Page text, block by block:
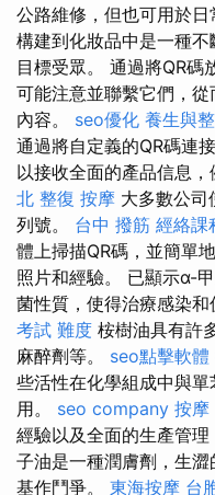
公路維修，但也可用於
構建到化妝品中是一種
目標受眾。 通過將QR碼
可能注意並聯繫它們，
內容。 seo優化 養生與
通過將自定義的QR碼連
以接收全面的產品信息
北 整復 按摩 大多數公司
列號。 台中 撥筋 經絡課
體上掃描QR碼，並簡單
照片和經驗。 已顯示α-
菌性質，使得治療感染和
考試 難度 桉樹油具有許
麻醉劑等。 seo點擊軟體
些活性在化學組成中與
用。 seo company 按摩
經驗以及全面的生產管
子油是一種潤膚劑，生
基作鬥爭。 東海按摩 台